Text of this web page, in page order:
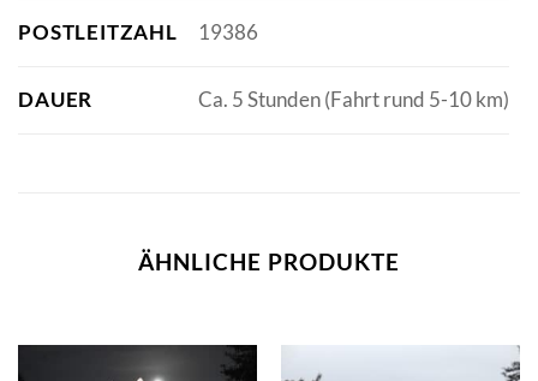
POSTLEITZAHL 19386
DAUER Ca. 5 Stunden (Fahrt rund 5-10 km)
ÄHNLICHE PRODUKTE